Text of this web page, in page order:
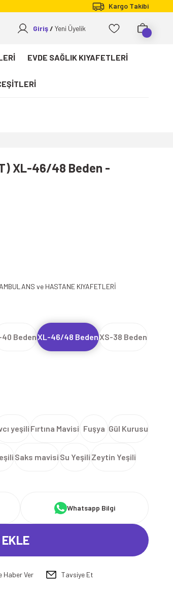
Kargo Takibi
Giriş Yeni Üyelik
EVDE SAĞLIK KIYAFETLERİ
XL-46/48 Beden -
ve HASTANE KIYAFETLERİ
40 BedenXL-46/48 BedenXS-38 Beden
yeşili Fırtına Mavisi Fuşya Gül Kurusu
Saks mavisi Su Yeşili Zeytin Yeşili
Whatsapp Bilgi
Haber Ver Tavsiye Et